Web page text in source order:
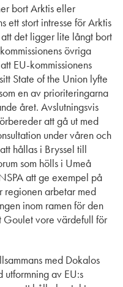
bort Arktiseller
ett stort intresse för Arktis
attdet ligger lite långt bort
övriga
EU-kommissionens
State ofthe Union lyfte
en av prioriteringarna
året. Avslutningsvis
att gå ut med
under våren och
att hållas i Bryssel till
som hölls i Umeå
attge exempel på
regionen arbetar med
inom ramen för den
Gouletvore värdefull för
med Dokalos
utformning av EU:s